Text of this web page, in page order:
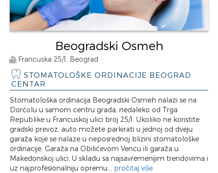
Beogradski Osmeh
Francuska 25/1, Beograd
STOMATOLOŠKE ORDINACIJE BEOGRAD
CENTAR
Stomatološka ordinacija Beogradski Osmeh nalazi se na
Dorćolu u samom centru grada, nedaleko od Trga
Republike u Francuskoj ulici broj 25/1. Ukoliko ne koristite
gradski prevoz, auto možete parkirati u jednoj od dveju
garaža koje se nalaze u neposrednoj blizini stomatološke
ordinacije. Garaža na Obilićevom Vencu ili garaža u
Makedonskoj ulici. U skladu sa najsavremenijim trendovima i
uz najprofesionalniju opremu... pročitaj više